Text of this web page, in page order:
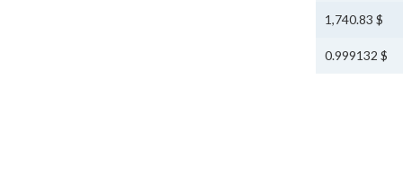
$ 1,740.83
$ 0.999132